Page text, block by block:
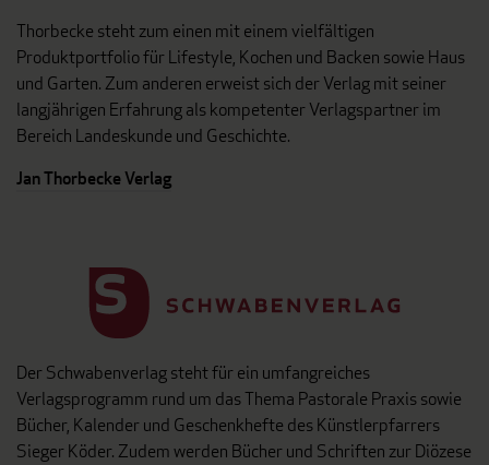
Thorbecke steht zum einen mit einem vielfältigen
Produktportfolio für Lifestyle, Kochen und Backen sowie Haus
und Garten. Zum anderen erweist sich der Verlag mit seiner
langjährigen Erfahrung als kompetenter Verlagspartner im
Bereich Landeskunde und Geschichte.
Jan Thorbecke Verlag
Der Schwabenverlag steht für ein umfangreiches
Verlagsprogramm rund um das Thema Pastorale Praxis sowie
Bücher, Kalender und Geschenkhefte des Künstlerpfarrers
Sieger Köder. Zudem werden Bücher und Schriften zur Diözese